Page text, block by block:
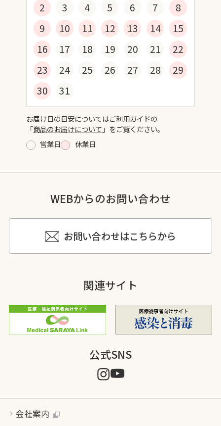
2
3 4 5 6 7
8
9
10 11 12 13 14
15
16
17 18 19 20 21
22
23
24 25 26 27 28
29
30
31
お届け日の目安についてはご利用ガイドの
「商品のお届けについて 」をご覧ください。
営業日
休業日
WEBからのお問い合わせ
お問い合わせはこちらから
関連サイト
公式SNS
会社案内